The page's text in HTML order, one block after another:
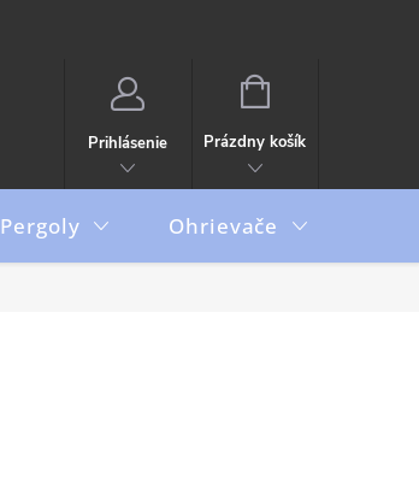
Prihlásenie
NÁKUPNÝ
Prázdny košík
Pergoly Ohrievače